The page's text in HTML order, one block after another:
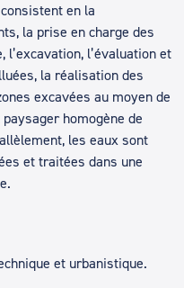
en la
la prise en charge des
l’évaluation et
la réalisation des
excavées au moyen de
homogène de
les eaux sont
et traitées dans une
et urbanistique.